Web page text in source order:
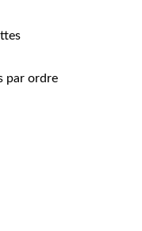
par ordre